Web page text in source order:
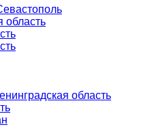
область
область